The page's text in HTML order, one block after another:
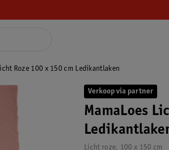
Roze 100 x 150 cm Ledikantlaken
Verkoop via partner
MamaLoes
Licht roze, 100 x 150 cm